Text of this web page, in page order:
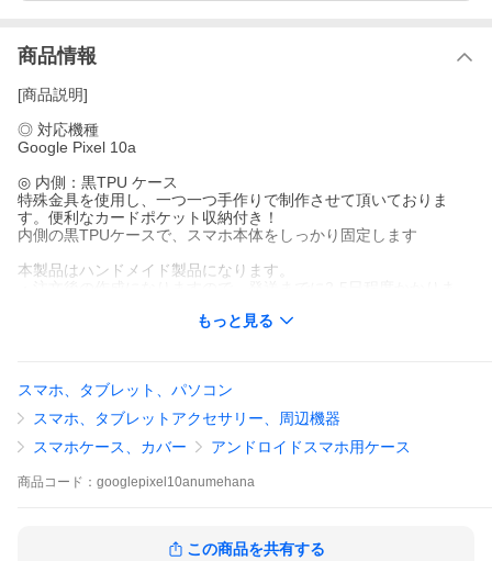
商品情報
[商品説明]
◎ 対応機種
Google Pixel 10a
◎ 内側：黒TPU ケース
特殊金具を使用し、一つ一つ手作りで制作させて頂いておりま
す。便利なカードポケット収納付き！
内側の黒TPUケースで、スマホ本体をしっかり固定します
本製品はハンドメイド製品になります。
スマホケース スマホカバー 手帳 手帳型 手帳ケース 手帳カバー 携
帯ケース 携帯カバー 格安携帯 人気 おしゃれ 男性 女性 カード収
納 マグネット
Google Pixel Google Pixel 10a グーグル ピクセル プロ googlepix
もっと見る
スマホ、タブレット、パソコン
スマホ、タブレットアクセサリー、周辺機器
スマホケース、カバー
アンドロイドスマホ用ケース
商品 コード： googlepixel10anumehana
この商品を共有する